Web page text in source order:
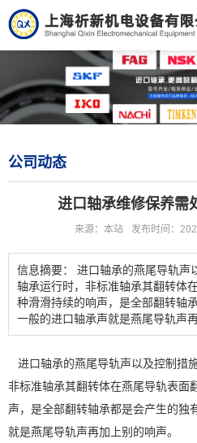
公司动态
进口轴承维修保养需
来源：本站 发布时间：
信息摘要： 进口轴承的燕尾导轨声
轴承运行时，非标准轴承其翻转体
种滑滑持续的响声，是全部翻转轴
一般的进口轴承声就是燕尾导轨声
进口轴承的燕尾导轨声以及控制措
非标准轴承其翻转体在燕尾导轨表面
声，是全部翻转轴承都是会产生的独
就是燕尾导轨声再加上别的响声。